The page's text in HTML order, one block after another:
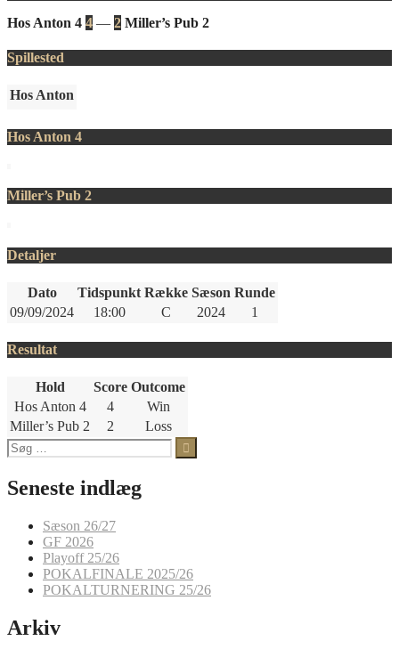
Hos Anton 4 4 — 2 Miller’s Pub 2
Spillested
Hos Anton
Hos Anton 4
Miller’s Pub 2
Detaljer
Dato Tidspunkt Række Sæson Runde
09/09/2024
18:00 C 2024 1
Resultat
Hold Score Outcome
Hos Anton 4
4
Win
Miller’s Pub 2
2
Loss
Søg
efter:
Seneste indlæg
Sæson 26/27
GF 2026
Playoff 25/26
POKALFINALE 2025/26
POKALTURNERING 25/26
Arkiv